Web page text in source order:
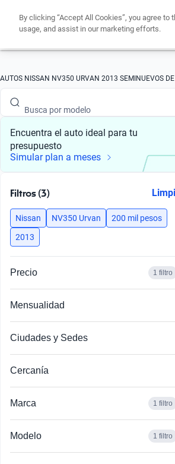
AUTOS NISSAN NV350 URVAN 2013 SEMINUEVOS
Busca por marca
Busca por versión
Busca por año
Busca por modelo
Busca por versión
Busca por año
Encuentra el auto ideal para tu
presupuesto
Simular plan a meses
Filtros (3)
Nissan NV350 Urvan
200 mil pesos
2013
Precio 1 filtro
Mensualidad
Ciudades y Sedes
Cercanía
Marca 1 filtro
Modelo 1 filtro
By clicking “Accept All Cookies”, you agree
usage, and assist in our marketing efforts.